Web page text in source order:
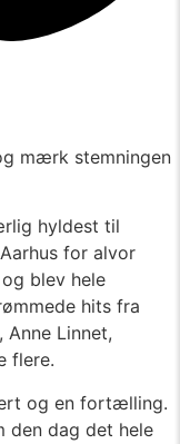
mærk stemningen
hyldest til
for alvor
blev hele
hits fra
Anne Linnet,
flere.
og en fortælling.
den dag det hele